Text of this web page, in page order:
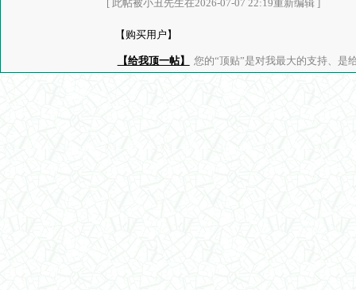
[ 此帖被小丑先生在2026-07-07 22:19重新编辑 ]
【购买用户】
【给我顶一帖】 您的“顶贴”是对我最大的支持、是